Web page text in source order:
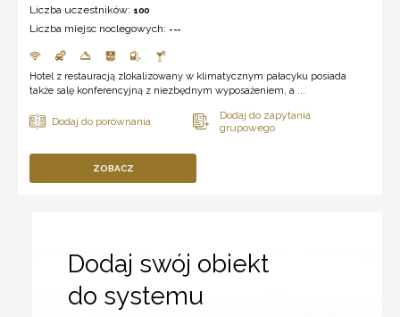
Liczba uczestników: 100
Liczba miejsc noclegowych: ---
Hotel z restauracją zlokalizowany w klimatycznym pałacyku posiada
także salę konferencyjną z niezbędnym wyposażeniem, a ...
ZOBACZ
Dodaj swój obiekt
do systemu